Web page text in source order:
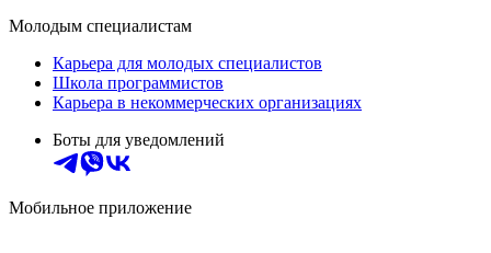
Молодым специалистам
Карьера для молодых специалистов
Школа программистов
Карьера в некоммерческих организациях
Боты для уведомлений
Мобильное приложение